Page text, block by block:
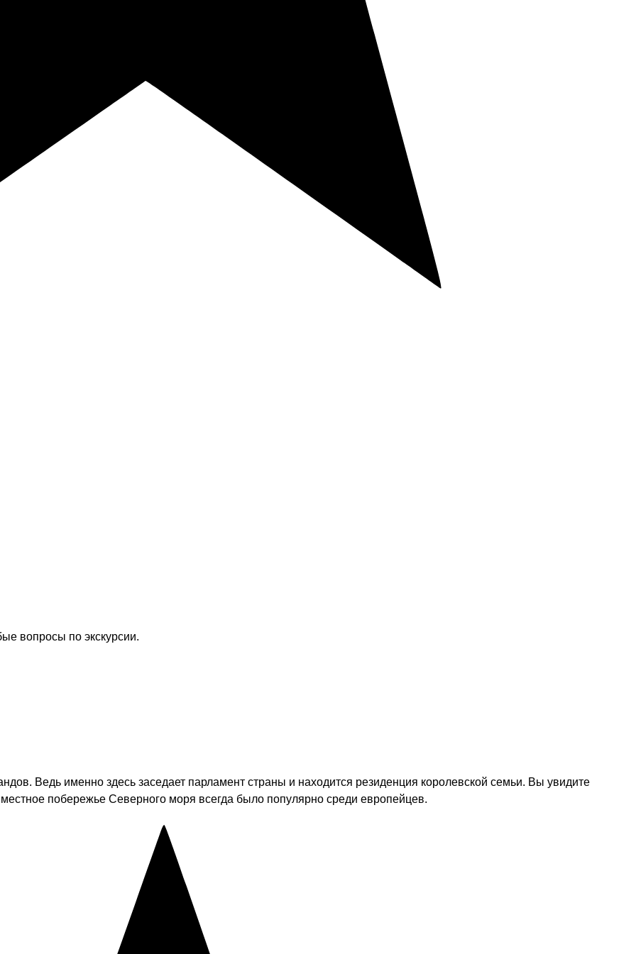
вопросы по экскурсии.
Ведь именно здесь заседает парламент страны и находится резиденция королевской семьи. Вы увидите
побережье Северного моря всегда было популярно среди европейцев.